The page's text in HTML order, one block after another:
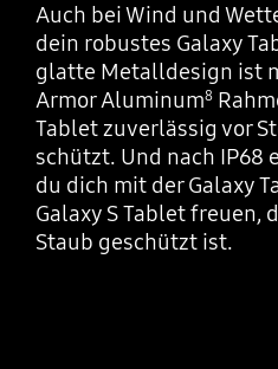
Auch bei Wind und
dein robustes Galaxy
glatte Metalldesign ist
Armor Aluminum8
Tablet zuverlässig vor
schützt. Und nach IP68
du dich mit der Galaxy
Galaxy S Tablet freuen,
Staub geschützt ist.